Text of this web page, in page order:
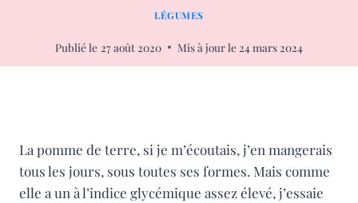
LÉGUMES
Publié le 27 août 2020 Mis à jour le 24 mars 2024
La pomme de terre, si je m’écoutais, j’en mangerais
tous les jours, sous toutes ses formes. Mais comme
elle a un à l’indice glycémique assez élevé, j’essaie